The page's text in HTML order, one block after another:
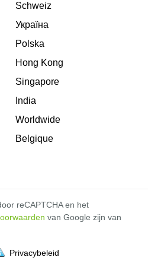
Schweiz
Україна
Polska
Hong Kong
Singapore
India
Worldwide
Belgique
reCAPTCHA en het
van Google zijn van
Privacybeleid